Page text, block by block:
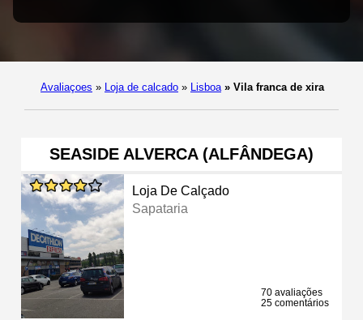
Avaliaçoes » Loja de calcado » Lisboa » Vila franca de xira
SEASIDE ALVERCA (ALFÂNDEGA)
Loja De Calçado
Sapataria
70 avaliações
25 comentários